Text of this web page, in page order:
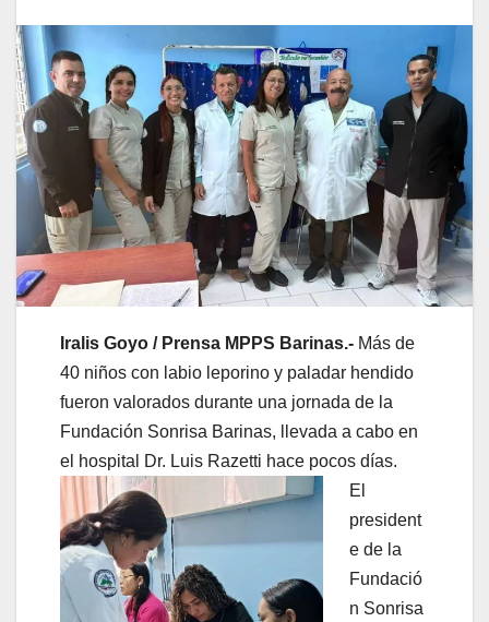
Iralis Goyo / Prensa MPPS Barinas.- Más de
40 niños con labio leporino y paladar hendido
fueron valorados durante una jornada de la
Fundación Sonrisa Barinas, llevada a cabo en
el hospital Dr. Luis Razetti hace pocos días.
El
president
e de la
Fundació
n Sonrisa